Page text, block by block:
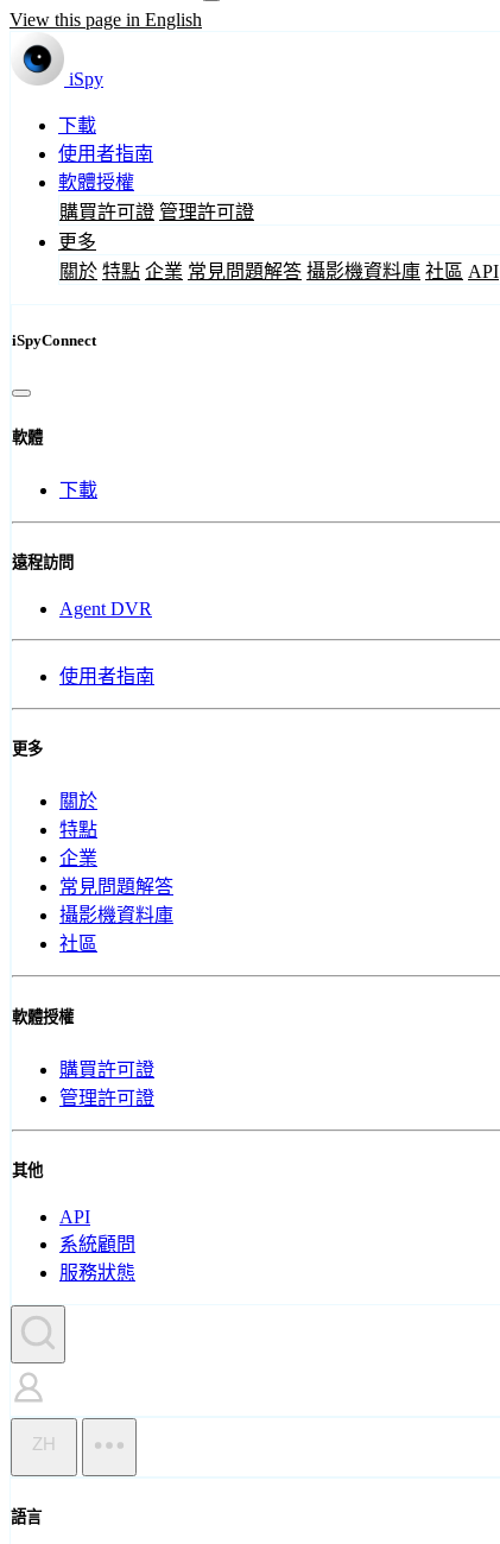
View this page in English
iSpy
下載
使用者指南
軟體授權
購買許可證 管理許可證
更多
關於 特點 企業 常見問題解答 攝影機資料庫 社區 API
iSpyConnect
軟體
下載
遠程訪問
Agent DVR
使用者指南
更多
關於
特點
企業
常見問題解答
攝影機資料庫
社區
軟體授權
購買許可證
管理許可證
其他
API
系統顧問
服務狀態
ZH
語言